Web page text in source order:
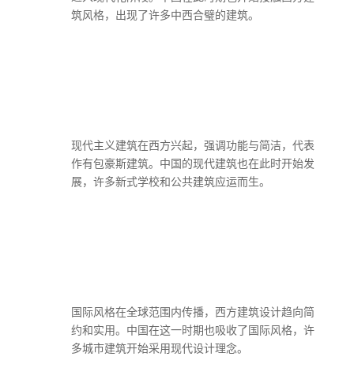
筑风格，出现了许多中西合璧的建筑。
现代主义建筑在西方兴起，强调功能与简洁，代表
作有包豪斯建筑。中国的现代建筑也在此时开始发
展，许多新式学校和公共建筑应运而生。
国际风格在全球范围内传播，西方建筑设计趋向简
约和实用。中国在这一时期也吸收了国际风格，许
多城市建筑开始采用现代设计理念。